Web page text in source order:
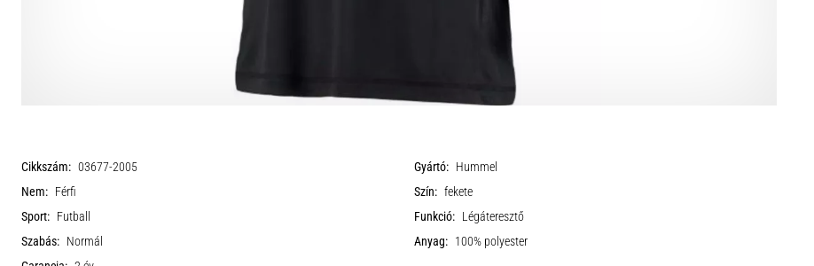
Cikkszám: 03677-2005 Gyártó: Hummel
Nem: Férfi Szín: fekete
Sport: Futball Funkció: Légáteresztő
Szabás: Normál Anyag: 100% polyester